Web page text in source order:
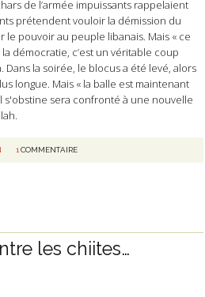
de l’armée impuissants rappelaient
prétendent vouloir la démission du
pouvoir au peuple libanais. Mais « ce
démocratie, c’est un véritable coup
Dans la soirée, le blocus a été levé, alors
longue. Mais « la balle est maintenant
s'obstine sera confronté à une nouvelle
1 COMMENTAIRE
les chiites…